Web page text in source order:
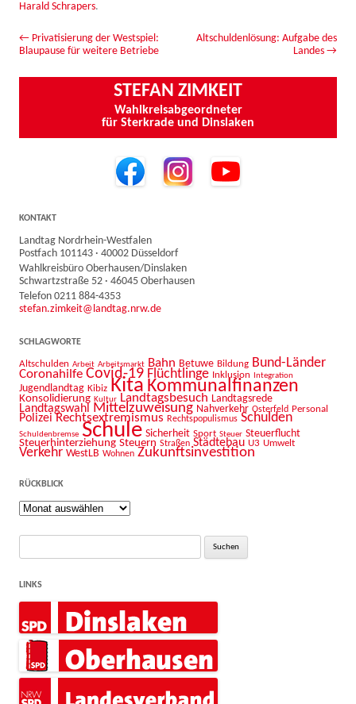
Harald Schrapers.
Beitrags-Navigation
← Privatisierung der Westspiel:
Blaupause für weitere Betriebe
Altschuldenlösung: Aufgabe des
Landes →
STEFAN ZIMKEIT
Wahlkreisabgeordneter
für Sterkrade und Dinslaken
KONTAKT
Landtag Nordrhein-Westfalen
Postfach 101143 · 40002 Düsseldorf
Wahlkreisbüro Oberhausen/Dinslaken
Schwartzstraße 52 · 46045 Oberhausen
Telefon 0211 884-4353
stefan.zimkeit@landtag.nrw.de
SCHLAGWORTE
Altschulden Arbeit Arbeitsmarkt Bahn Betuwe Bildung Bund-Länder
Coronahilfe Covid-19 Flüchtlinge Inklusion Integration
Jugendlandtag Kibiz Kita Kommunalfinanzen
Konsolidierung Kultur Landtagsbesuch Landtagsrede
Landtagswahl Mittelzuweisung Nahverkehr Osterfeld Personal
Polizei Rechtsextremismus Rechtspopulismus Schulden
Schuldenbremse Schule Sicherheit Sport Steuer Steuerflucht
Steuerhinterziehung Steuern Straßen Städtebau U3 Umwelt
Verkehr WestLB Wohnen Zukunftsinvestition
RÜCKBLICK
Rückblick
Suche
LINKS